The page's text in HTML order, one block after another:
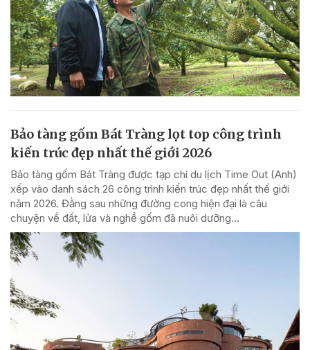
Bảo tàng gốm Bát Tràng lọt top công trình
kiến trúc đẹp nhất thế giới 2026
Bảo tàng gốm Bát Tràng được tạp chí du lịch Time Out (Anh)
xếp vào danh sách 26 công trình kiến trúc đẹp nhất thế giới
năm 2026. Đằng sau những đường cong hiện đại là câu
chuyện về đất, lửa và nghề gốm đã nuôi dưỡng...